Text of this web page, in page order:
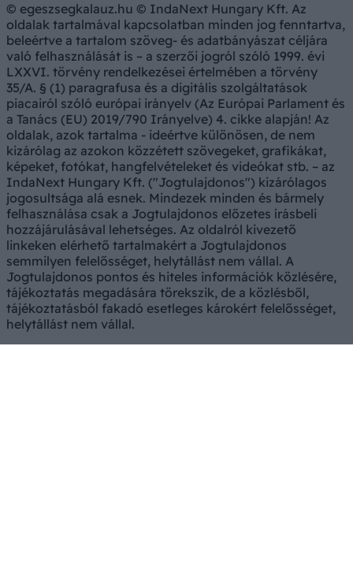
© egeszsegkalauz.hu © IndaNext Hungary Kft. Az
oldalak tartalmával kapcsolatban minden jog fenntartva,
beleértve a tartalom szöveg- és adatbányászat céljára
való felhasználását is – a szerzői jogról szóló 1999. évi
LXXVI. törvény rendelkezései értelmében a törvény
35/A. § (1) paragrafusa és a digitális szolgáltatások
piacairól szóló európai irányelv (Az Európai Parlament és
a Tanács (EU) 2019/790 Irányelve) 4. cikke alapján! Az
oldalak, azok tartalma - ideértve különösen, de nem
kizárólag az azokon közzétett szövegeket, grafikákat,
képeket, fotókat, hangfelvételeket és videókat stb. – az
IndaNext Hungary Kft. ("Jogtulajdonos") kizárólagos
jogosultsága alá esnek. Mindezek minden és bármely
felhasználása csak a Jogtulajdonos előzetes írásbeli
hozzájárulásával lehetséges. Az oldalról kivezető
linkeken elérhető tartalmakért a Jogtulajdonos
semmilyen felelősséget, helytállást nem vállal. A
Jogtulajdonos pontos és hiteles információk közlésére,
tájékoztatás megadására törekszik, de a közlésből,
tájékoztatásból fakadó esetleges károkért felelősséget,
helytállást nem vállal.